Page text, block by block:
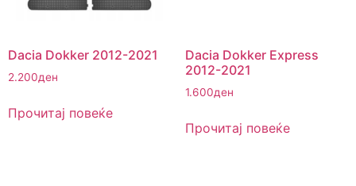
Dacia Dokker 2012-2021
2.200ден
Прочитај повеќе
Dacia Dokker Express
2012-2021
1.600ден
Прочитај повеќе